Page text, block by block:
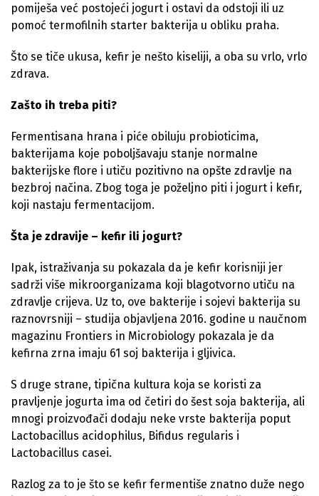
pomiješa već postojeći jogurt i ostavi da odstoji ili uz
pomoć termofilnih starter bakterija u obliku praha.
Što se tiče ukusa, kefir je nešto kiseliji, a oba su vrlo, vrlo
zdrava.
Zašto ih treba piti?
Fermentisana hrana i piće obiluju probioticima,
bakterijama koje poboljšavaju stanje normalne
bakterijske flore i utiču pozitivno na opšte zdravlje na
bezbroj načina. Zbog toga je poželjno piti i jogurt i kefir,
koji nastaju fermentacijom.
Šta je zdravije – kefir ili jogurt?
Ipak, istraživanja su pokazala da je kefir korisniji jer
sadrži više mikroorganizama koji blagotvorno utiču na
zdravlje crijeva. Uz to, ove bakterije i sojevi bakterija su
raznovrsniji – studija objavljena 2016. godine u naučnom
magazinu Frontiers in Microbiology pokazala je da
kefirna zrna imaju 61 soj bakterija i gljivica.
S druge strane, tipična kultura koja se koristi za
pravljenje jogurta ima od četiri do šest soja bakterija, ali
mnogi proizvođači dodaju neke vrste bakterija poput
Lactobacillus acidophilus, Bifidus regularis i
Lactobacillus casei.
Razlog za to je što se kefir fermentiše znatno duže nego